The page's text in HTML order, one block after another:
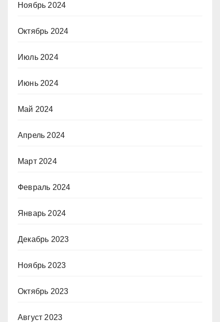
Ноябрь 2024
Октябрь 2024
Июль 2024
Июнь 2024
Май 2024
Апрель 2024
Март 2024
Февраль 2024
Январь 2024
Декабрь 2023
Ноябрь 2023
Октябрь 2023
Август 2023